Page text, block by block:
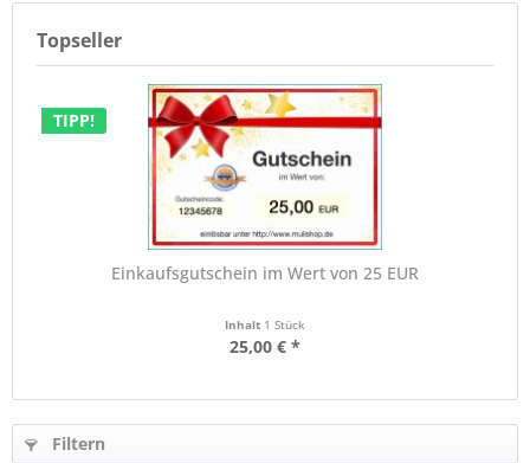
Topseller
TIPP!
Einkaufsgutschein im Wert von 25 EUR
Inhalt 1 Stück
25,00 € *
Filtern